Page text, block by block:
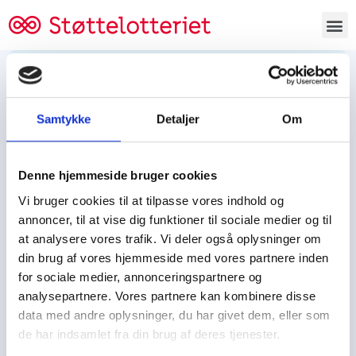
Samtykke Detaljer Om
Denne hjemmeside bruger cookies
Vi bruger cookies til at tilpasse vores indhold og
annoncer, til at vise dig funktioner til sociale medier og til
at analysere vores trafik. Vi deler også oplysninger om
din brug af vores hjemmeside med vores partnere inden
for sociale medier, annonceringspartnere og
analysepartnere. Vores partnere kan kombinere disse
data med andre oplysninger, du har givet dem, eller som
de har indsamlet fra din brug af deres tjenester.
Tjen penge og støt
Tjen penge til:
Spejdere/spejdergruppen/FDF’ere, m.fl.
Kontor
Tjenpengeogstoet.dk
Ejby Industrivej 91
DK – 2600 Glostrup
CVR: 19347508